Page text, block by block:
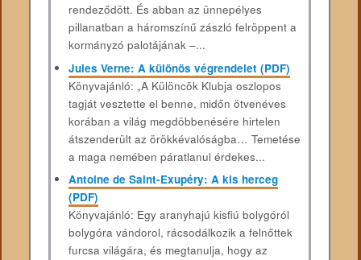
rendeződött. És abban az ünnepélyes
pillanatban a háromszínű zászló felröppent a
kormányzó palotájának –...
Jules Verne: A különös végrendelet (PDF)
Könyvajánló: „A Különcök Klubja oszlopos
tagját vesztette el benne, midőn ötvenéves
korában a világ megdöbbenésére hirtelen
átszenderült az örökkévalóságba… Temetése
a maga nemében páratlanul érdekes...
Antoine de Saint-Exupéry: A kis herceg
(PDF)
Könyvajánló: Egy aranyhajú kisfiú bolygóról
bolygóra vándorol, rácsodálkozik a felnőttek
furcsa világára, és megtanulja, hogy az